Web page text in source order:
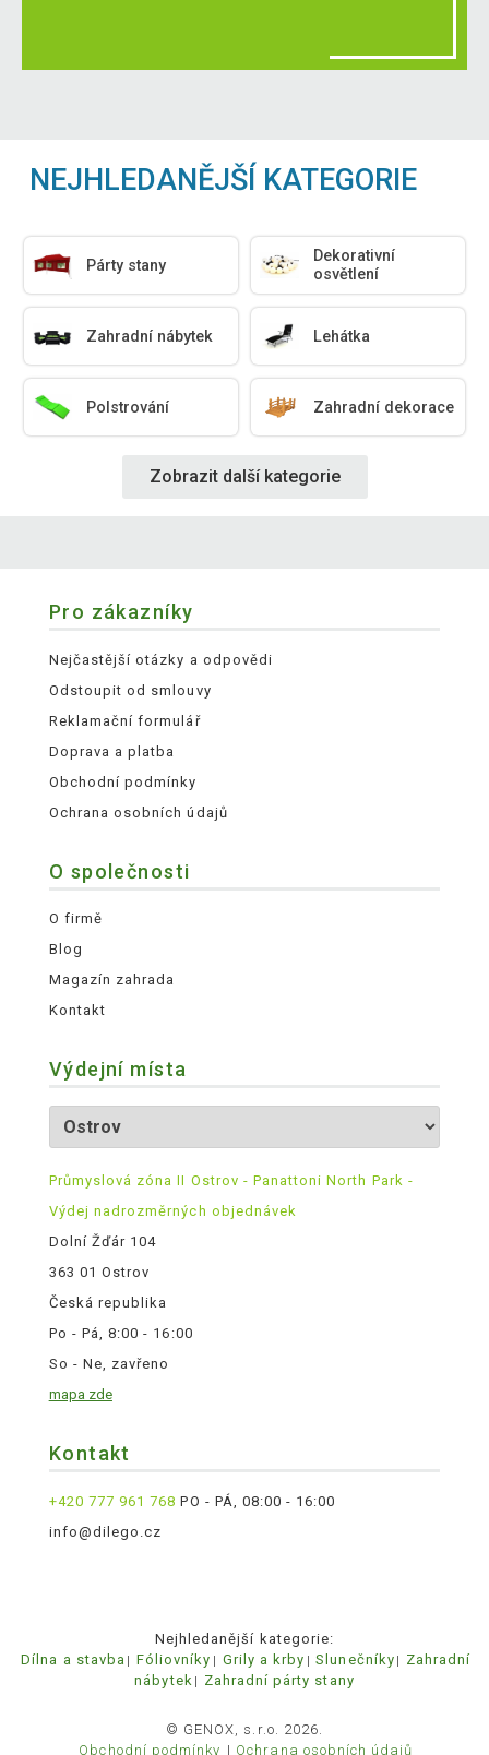
NEJHLEDANĚJŠÍ KATEGORIE
Párty stany
Dekorativní
osvětlení
Zahradní nábytek Lehátka
Polstrování Zahradní dekorace
Zobrazit další kategorie
Pro zákazníky
Nejčastější otázky a odpovědi
Odstoupit od smlouvy
Reklamační formulář
Doprava a platba
Obchodní podmínky
Ochrana osobních údajů
O společnosti
O firmě
Blog
Magazín zahrada
Kontakt
Výdejní místa
Průmyslová zóna II Ostrov - Panattoni North Park -
Výdej nadrozměrných objednávek
Dolní Žďár 104
363 01 Ostrov
Česká republika
Po - Pá, 8:00 - 16:00
So - Ne, zavřeno
mapa zde
Kontakt
+420 777 961 768 PO - PÁ, 08:00 - 16:00
info@dilego.cz
Nejhledanější kategorie:
Dílna a stavba
Fóliovníky Grily a krby Slunečníky
Zahradní
nábytek
Zahradní párty stany
© GENOX, s.r.o. 2026.
Obchodní podmínky
Ochrana osobních údajů